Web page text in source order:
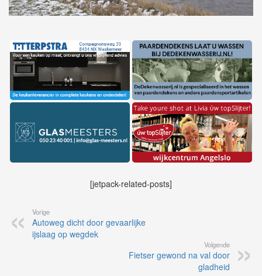
[jetpack-related-posts]
Vorige
Autoweg dicht door gevaarlijke
ijslaag op wegdek
Volgende
Fietser gewond na val door
gladheid